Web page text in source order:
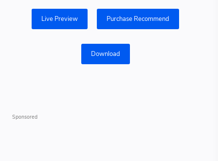
Live Preview Purchase Recommend
Download